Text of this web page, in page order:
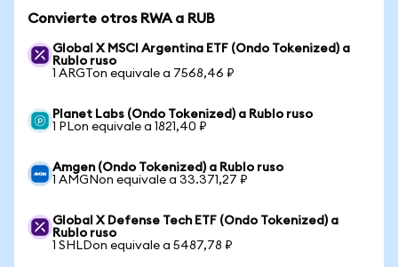
Convierte otros RWA a RUB
Global X MSCI Argentina ETF (Ondo Tokenized) a
Rublo ruso
1 ARGTon equivale a 7568,46 ₽
Planet Labs (Ondo Tokenized) a Rublo ruso
1 PLon equivale a 1821,40 ₽
Amgen (Ondo Tokenized) a Rublo ruso
1 AMGNon equivale a 33.371,27 ₽
Global X Defense Tech ETF (Ondo Tokenized) a
Rublo ruso
1 SHLDon equivale a 5487,78 ₽